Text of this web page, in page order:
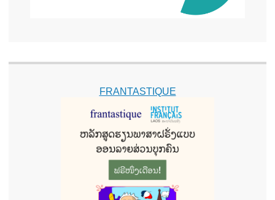
FRANTASTIQUE